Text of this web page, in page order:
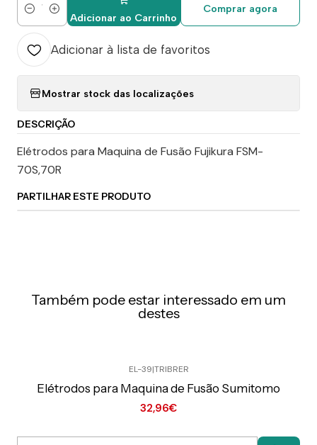
QuantidadeAdicionar ao Carrinho
Comprar agora
Adicionar à lista de favoritos
Mostrar stock das localizações
DESCRIÇÃO
Elétrodos para Maquina de Fusão Fujikura FSM-
70S,70R
PARTILHAR ESTE PRODUTO
Também pode estar interessado em um
destes
EL-39|TRIBRER
Elétrodos para Maquina de Fusão Sumitomo
32,96€